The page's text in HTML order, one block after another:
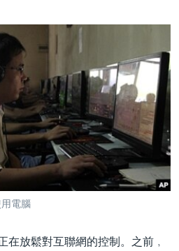
電腦
在放鬆對互聯網的控制。之前﹐